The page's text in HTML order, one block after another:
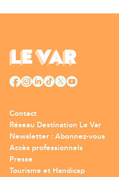
Contact
Réseau Destination Le Var
Newsletter : Abonnez-vous
Accès professionnels
Presse
Tourisme et Handicap